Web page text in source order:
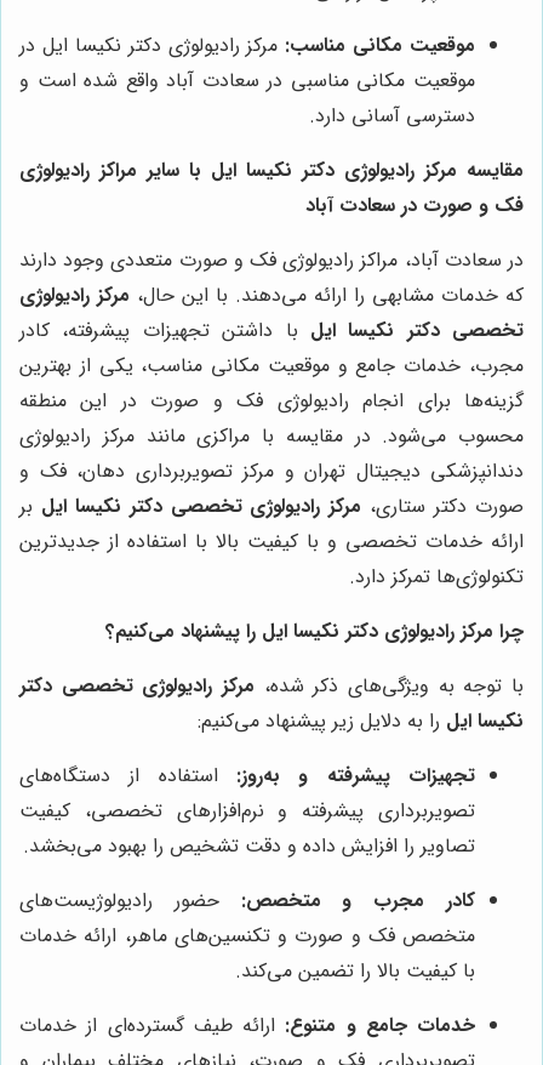
موقعیت مکانی مناسب: مرکز رادیولوژی دکتر نکیسا ایل در
موقعیت مکانی مناسبی در سعادت آباد واقع شده است و
دسترسی آسانی دارد.
مقایسه مرکز رادیولوژی دکتر نکیسا ایل با سایر مراکز رادیولوژی
فک و صورت در سعادت آباد
در سعادت آباد، مراکز رادیولوژی فک و صورت متعددی وجود دارند
که خدمات مشابهی را ارائه می‌دهند. با این حال، مرکز رادیولوژی
تخصصی دکتر نکیسا ایل با داشتن تجهیزات پیشرفته، کادر
مجرب، خدمات جامع و موقعیت مکانی مناسب، یکی از بهترین
گزینه‌ها برای انجام رادیولوژی فک و صورت در این منطقه
محسوب می‌شود. در مقایسه با مراکزی مانند مرکز رادیولوژی
دندانپزشکی دیجیتال تهران و مرکز تصویربرداری دهان، فک و
صورت دکتر ستاری، مرکز رادیولوژی تخصصی دکتر نکیسا ایل بر
ارائه خدمات تخصصی و با کیفیت بالا با استفاده از جدیدترین
تکنولوژی‌ها تمرکز دارد.
چرا مرکز رادیولوژی دکتر نکیسا ایل را پیشنهاد می‌کنیم؟
با توجه به ویژگی‌های ذکر شده، مرکز رادیولوژی تخصصی دکتر
نکیسا ایل را به دلایل زیر پیشنهاد می‌کنیم:
تجهیزات پیشرفته و به‌روز: استفاده از دستگاه‌های
تصویربرداری پیشرفته و نرم‌افزارهای تخصصی، کیفیت
تصاویر را افزایش داده و دقت تشخیص را بهبود می‌بخشد.
کادر مجرب و متخصص: حضور رادیولوژیست‌های
متخصص فک و صورت و تکنسین‌های ماهر، ارائه خدمات
با کیفیت بالا را تضمین می‌کند.
خدمات جامع و متنوع: ارائه طیف گسترده‌ای از خدمات